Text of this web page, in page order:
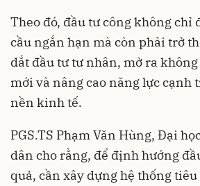
Theo đó, đầu tư công không chỉ
cầu ngắn hạn mà còn phải trở
dắt đầu tư tư nhân, mở ra
mới và nâng cao năng lực cạnh
nền kinh tế.
PGS.TS Phạm Văn Hùng, Đại
dân cho rằng, để định hướng
quả, cần xây dựng hệ thống